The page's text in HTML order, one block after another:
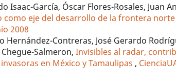
Isaac-García, Óscar Flores-Rosales, Juan
eje del desarrollo de la frontera
2008
Contreras, José Gerardo
Chegue-Salmeron,Invisibles al radar,
en México y Tamaulipas ,